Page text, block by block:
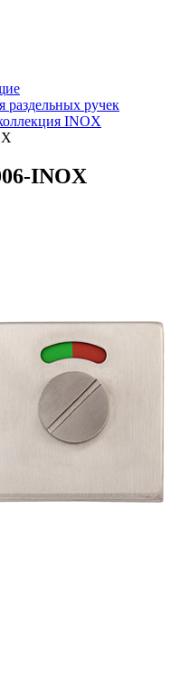
раздельных ручек
INOX
INOX